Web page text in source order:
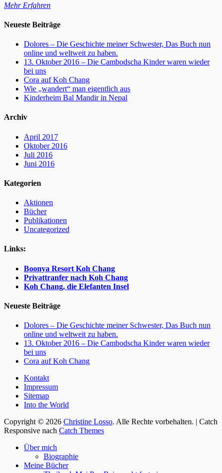
Mehr Erfahren
Facebook
Twitter
WordPress
Website
Neueste Beiträge
Dolores – Die Geschichte meiner Schwester, Das Buch nun
online und weltweit zu haben.
13. Oktober 2016 – Die Cambodscha Kinder waren wieder
bei uns
Cora auf Koh Chang
Wie „wandert“ man eigentlich aus
Kinderheim Bal Mandir in Nepal
Archiv
April 2017
Oktober 2016
Juli 2016
Juni 2016
Kategorien
Aktionen
Bücher
Publikationen
Uncategorized
Links:
Boonya Resort Koh Chang
Privattranfer nach Koh Chang
Koh Chang, die Elefanten Insel
Neueste Beiträge
Dolores – Die Geschichte meiner Schwester, Das Buch nun
online und weltweit zu haben.
13. Oktober 2016 – Die Cambodscha Kinder waren wieder
bei uns
Cora auf Koh Chang
Kontakt
Impressum
Sitemap
Into the World
Facebook
Twitter
WordPress
Website
Copyright © 2026 Christine Losso. Alle Rechte vorbehalten. | Catch
Responsive nach Catch Themes
oben
Über mich
Biographie
Meine Bücher